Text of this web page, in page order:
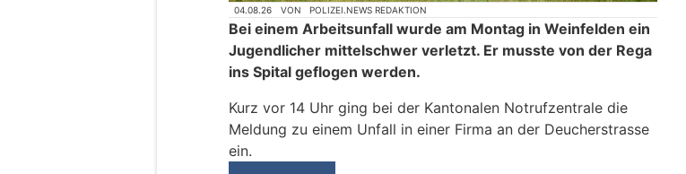
04.08.26 VON POLIZEI.NEWS REDAKTION
Bei einem Arbeitsunfall wurde am Montag in Weinfelden ein
Jugendlicher mittelschwer verletzt. Er musste von der Rega
ins Spital geflogen werden.
Kurz vor 14 Uhr ging bei der Kantonalen Notrufzentrale die
Meldung zu einem Unfall in einer Firma an der Deucherstrasse
ein.